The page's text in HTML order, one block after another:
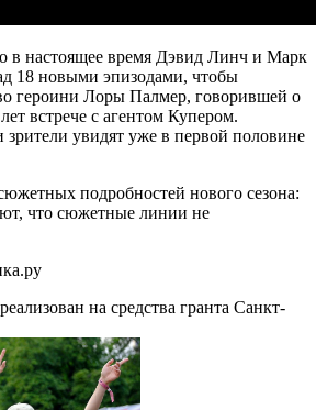
в настоящее время Дэвид Линч и Марк
18 новыми эпизодами, чтобы
героини Лоры Палмер, говорившей о
встрече с агентом Купером.
увидят уже в первой половине
подробностей нового сезона:
что сюжетные линии не
на средства гранта Санкт-